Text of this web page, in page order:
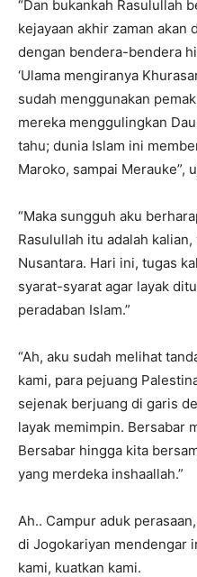
“Dan bukankah Rasulullah
kejayaan akhir zaman akan
dengan bendera-bendera
‘Ulama mengiranya
sudah menggunakan
mereka menggulingkan
tahu; dunia Islam ini
Maroko, sampai Merauke”,
“Maka sungguh aku
Rasulullah itu adalah
Nusantara. Hari ini, tugas
syarat-syarat agar layak
peradaban Islam.”
“Ah, aku sudah melihat
kami, para pejuang
sejenak berjuang di garis
layak memimpin. Bersabar
Bersabar hingga kita
yang merdeka inshaallah.”
Ah.. Campur aduk
di Jogokariyan mendengar
kami, kuatkan kami.